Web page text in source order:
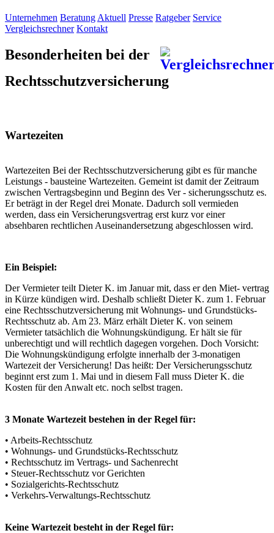
Unternehmen Beratung Aktuell Presse Ratgeber Service
Vergleichsrechner Kontakt
Besonderheiten bei der
Rechtsschutzversicherung
Wartezeiten
Wartezeiten Bei der Rechtsschutzversicherung gibt es für manche
Leistungs - bausteine Wartezeiten. Gemeint ist damit der Zeitraum
zwischen Vertragsbeginn und Beginn des Ver - sicherungsschutz es.
Er beträgt in der Regel drei Monate. Dadurch soll vermieden
werden, dass ein Versicherungsvertrag erst kurz vor einer
absehbaren rechtlichen Auseinandersetzung abgeschlossen wird.
Ein Beispiel:
Der Vermieter teilt Dieter K. im Januar mit, dass er den Miet- vertrag
in Kürze kündigen wird. Deshalb schließt Dieter K. zum 1. Februar
eine Rechtsschutzversicherung mit Wohnungs- und Grundstücks-
Rechtsschutz ab. Am 23. März erhält Dieter K. von seinem
Vermieter tatsächlich die Wohnungskündigung. Er hält sie für
unberechtigt und will rechtlich dagegen vorgehen. Doch Vorsicht:
Die Wohnungskündigung erfolgte innerhalb der 3-monatigen
Wartezeit der Versicherung! Das heißt: Der Versicherungsschutz
beginnt erst zum 1. Mai und in diesem Fall muss Dieter K. die
Kosten für den Anwalt etc. noch selbst tragen.
3 Monate Wartezeit bestehen in der Regel für:
• Arbeits-Rechtsschutz
• Wohnungs- und Grundstücks-Rechtsschutz
• Rechtsschutz im Vertrags- und Sachenrecht
• Steuer-Rechtsschutz vor Gerichten
• Sozialgerichts-Rechtsschutz
• Verkehrs-Verwaltungs-Rechtsschutz
Keine Wartezeit besteht in der Regel für: